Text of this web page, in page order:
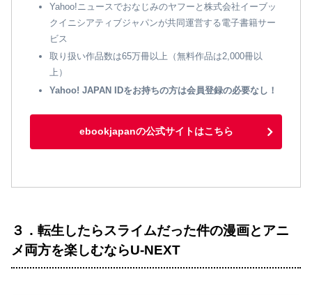
Yahoo!ニュースでおなじみのヤフーと株式会社イーブッ
クイニシアティブジャパンが共同運営する電子書籍サー
ビス
取り扱い作品数は65万冊以上（無料作品は2,000冊以
上）
Yahoo! JAPAN IDをお持ちの方は会員登録の必要なし！
ebookjapanの公式サイトはこちら
３．転生したらスライムだった件の漫画とアニ
メ両方を楽しむならU-NEXT